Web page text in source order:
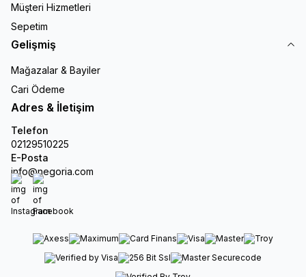
Müşteri Hizmetleri
Sepetim
Gelişmiş
Mağazalar & Bayiler
Cari Ödeme
Adres & İletişim
Telefon
02129510225
E-Posta
info@negoria.com
Instagram